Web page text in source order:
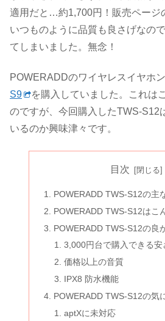
適用だと…約1,700円！販売ページ
いつものように品質も良さげなの
てしまいました。無念！
POWERADDのワイヤレスイヤホ
S9
を購入していました。これは
のですが、今回購入したTWS-S12
いるのか興味津々です。
目次
POWERADD TWS-S12の主
POWERADD TWS-S12はこ
POWERADD TWS-S12の良
3,000円台で購入できる安
価格以上の音質
IPX8 防水機能
POWERADD TWS-S12の気
aptXに未対応